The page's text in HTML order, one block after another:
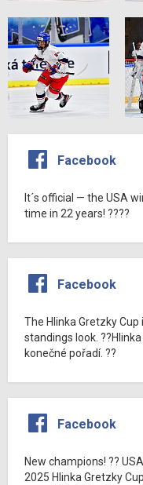
Facebook
It´s official — the USA
time in 22 years! ????
Facebook
The Hlinka Gretzky Cup
standings look.
konečné pořadí. ??
Facebook
New champions! ??
2025 Hlinka Gretzky